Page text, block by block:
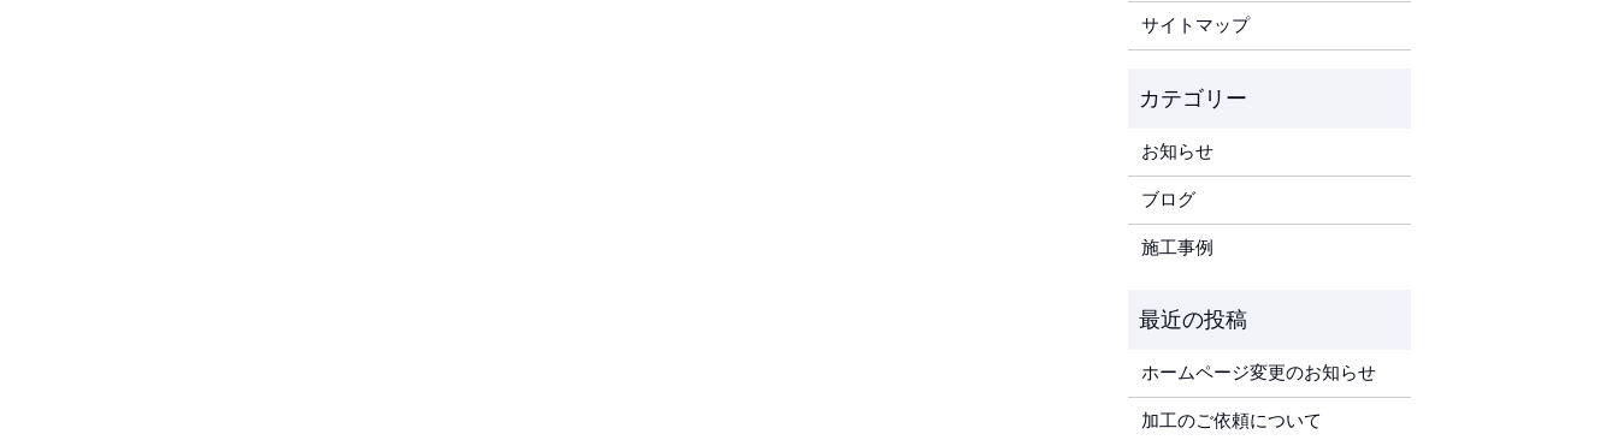
サイトマップ
お知らせ
ブログ
施工事例
ホームページ変更のお知らせ
加工のご依頼について